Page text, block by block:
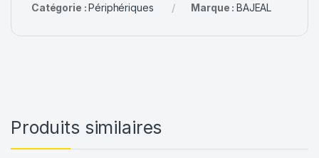
Catégorie :Périphériques Marque : BAJEAL
Produits similaires